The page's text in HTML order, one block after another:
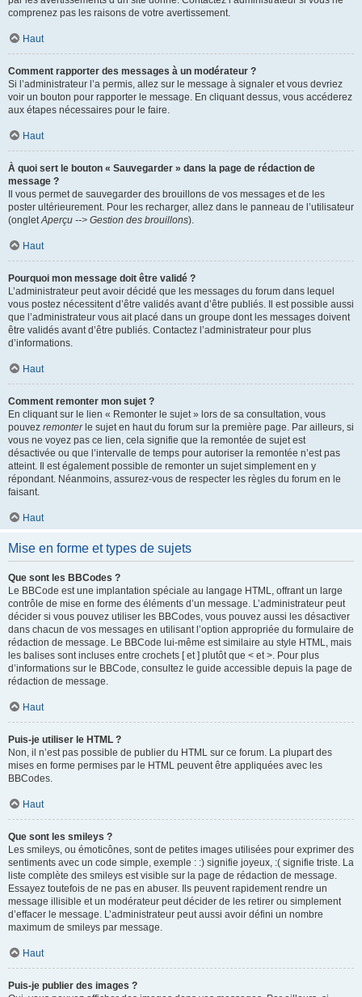
comprenez pas les raisons de votre avertissement.
Haut
Comment rapporter des messages à un modérateur ?
Si l’administrateur l’a permis, allez sur le message à signaler et vous devriez
voir un bouton pour rapporter le message. En cliquant dessus, vous accéderez
aux étapes nécessaires pour le faire.
Haut
À quoi sert le bouton « Sauvegarder » dans la page de rédaction de
message ?
Il vous permet de sauvegarder des brouillons de vos messages et de les
poster ultérieurement. Pour les recharger, allez dans le panneau de l’utilisateur
(ongletAperçu --> Gestion des brouillons).
Haut
Pourquoi mon message doit être validé ?
L’administrateur peut avoir décidé que les messages du forum dans lequel
vous postez nécessitent d’être validés avant d’être publiés. Il est possible aussi
que l’administrateur vous ait placé dans un groupe dont les messages doivent
être validés avant d’être publiés. Contactez l’administrateur pour plus
d’informations.
Haut
Comment remonter mon sujet ?
En cliquant sur le lien « Remonter le sujet » lors de sa consultation, vous
pouvez remonterle sujet en haut du forum sur la première page. Par ailleurs, si
vous ne voyez pas ce lien, cela signifie que la remontée de sujet est
désactivée ou que l’intervalle de temps pour autoriser la remontée n’est pas
atteint. Il est également possible de remonter un sujet simplement en y
répondant. Néanmoins, assurez-vous de respecter les règles du forum en le
faisant.
Haut
Mise en forme et types de sujets
Que sont les BBCodes ?
Le BBCode est une implantation spéciale au langage HTML, offrant un large
contrôle de mise en forme des éléments d’un message. L’administrateur peut
décider si vous pouvez utiliser les BBCodes, vous pouvez aussi les désactiver
dans chacun de vos messages en utilisant l’option appropriée du formulaire de
rédaction de message. Le BBCode lui-même est similaire au style HTML, mais
les balises sont incluses entre crochets [ et ] plutôt que < et >. Pour plus
d’informations sur le BBCode, consultez le guide accessible depuis la page de
rédaction de message.
Haut
Puis-je utiliser le HTML ?
Non, il n’est pas possible de publier du HTML sur ce forum. La plupart des
mises en forme permises par le HTML peuvent être appliquées avec les
BBCodes.
Haut
Que sont les smileys ?
Les smileys, ou émoticônes, sont de petites images utilisées pour exprimer des
sentiments avec un code simple, exemple : :) signifie joyeux, :( signifie triste. La
liste complète des smileys est visible sur la page de rédaction de message.
Essayez toutefois de ne pas en abuser. Ils peuvent rapidement rendre un
message illisible et un modérateur peut décider de les retirer ou simplement
d’effacer le message. L’administrateur peut aussi avoir défini un nombre
maximum de smileys par message.
Haut
Puis-je publier des images ?